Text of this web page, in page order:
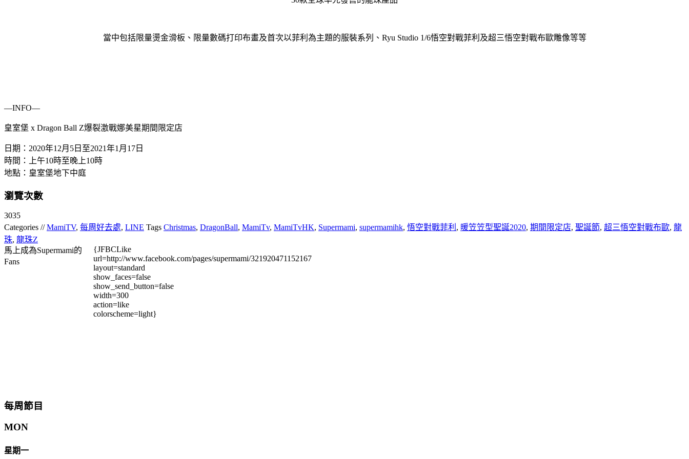
當中包括限量燙金滑板、限量數碼打印布畫及首次以菲利為主題的服裝系列、Ryu Studio 1/6悟空對戰菲利及超三悟空對戰布歐雕像等等
—INFO—
皇室堡 x Dragon Ball Z爆裂激戰娜美星期間限定店
日期：2020年12月5日至2021年1月17日
時間：上午10時至晚上10時
地點：皇室堡地下中庭
瀏覽次數
3035
Categories //MamiTV, 每周好去處, LINE Tags Christmas, DragonBall, MamiTv, MamiTvHK, Supermami, supermamihk, 悟空對戰菲利 , 暖笠笠型聖誕2020, 期間限定店, 聖誕節, 超三悟空對戰布歐, 龍
珠, 龍珠Z
馬上成為Supermami的
Fans
{JFBCLike
url=http://www.facebook.com/pages/supermami/321920471152167
layout=standard
show_faces=false
show_send_button=false
width=300
action=like
colorscheme=light}
每周節目
MON
星期一